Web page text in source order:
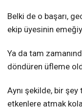
Belki de o başarı,
ekip üyesinin
Ya da tam
döndüren üfleme
Aynı şekilde, bir
etkenlere atmak